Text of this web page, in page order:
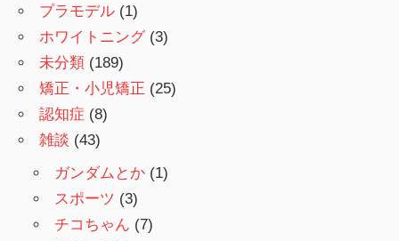
プラモデル (1)
ホワイトニング(3)
未分類 (189)
矯正・小児矯正 (25)
認知症 (8)
雑談 (43)
ガンダムとか (1)
スポーツ (3)
チコちゃん (7)